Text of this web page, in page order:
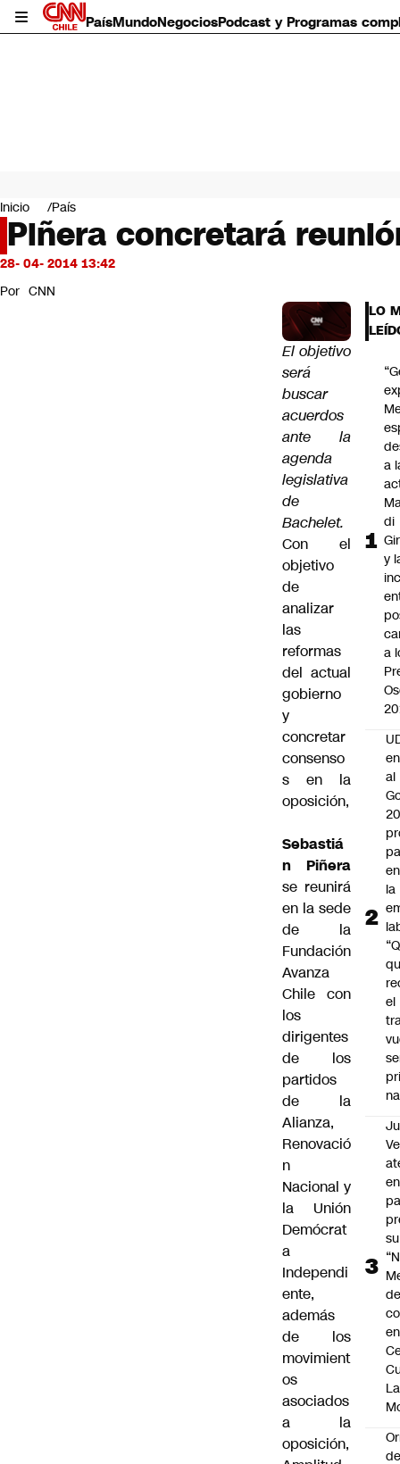
PaísMundoNegociosPodcast y Programas
Mundo
Negocios
Deportes
Programas completos
Servicios
Inicio País
Piñera concretará
28- 04- 2014 13:42
Por CNN
El objetivo
será
buscar
acuerdos
ante la
agenda
legislativa
de
Bachelet.
Con el
objetivo
de
analizar
las
reformas
del actual
gobierno
y
concretar
consenso
s en la
oposición,
Sebastiá
n Piñera
se reunirá
en la sede
de la
Fundación
Avanza
Chile con
los
dirigentes
de los
partidos
de la
Alianza,
Renovació
n
Nacional y
la Unión
Demócrat
a
Independi
ente,
además
de los
movimient
os
asociados
a la
oposición,
LO
a
di
y
a
al
20
la
el
La